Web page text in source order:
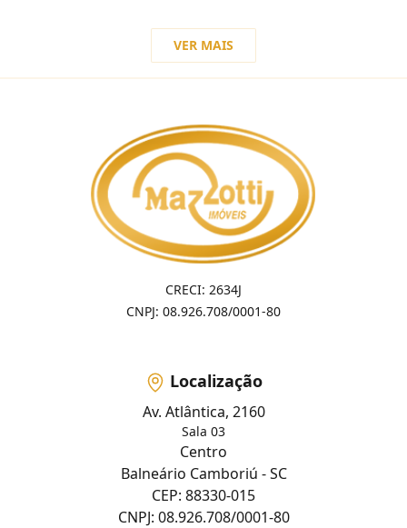
VER MAIS
CRECI: 2634J
CNPJ: 08.926.708/0001-80
Localização
Av. Atlântica, 2160
Sala 03
Centro
Balneário Camboriú - SC
CEP: 88330-015
CNPJ: 08.926.708/0001-80